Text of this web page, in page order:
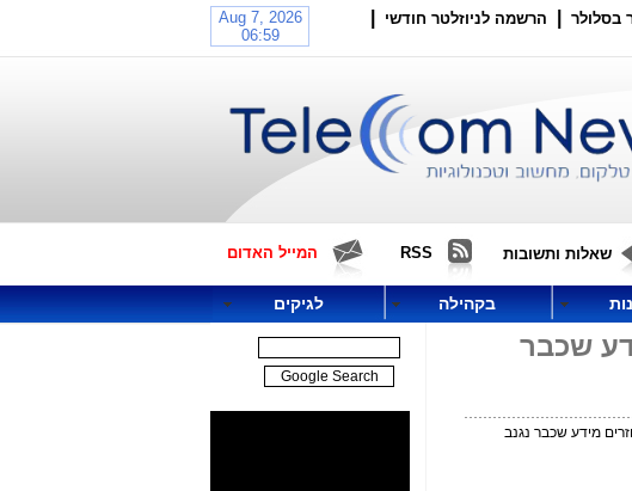
בסלולר הרשמה לניוזלטר חודשי
שאלות ותשובות RSS המייל האדום
בקהילה לגיקים
שכבר
מידע שכבר נגנב